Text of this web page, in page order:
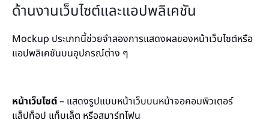
ด้านงานเว็บไซต์และแอปพลิเคชัน
Mockup ประเภทนี้ช่วยจำลองการแสดงผลของหน้าเว็บไซต์หรือ
แอปพลิเคชันบนอุปกรณ์ต่าง ๆ
หน้าเว็บไซต์– แสดงรูปแบบหน้าเว็บบนหน้าจอคอมพิวเตอร์
แล็ปท็อป แท็บเล็ต หรือสมาร์ทโฟน